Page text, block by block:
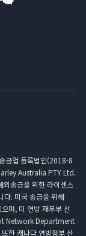
금업 등록법인(2018-8
Australia PTY Ltd.
송금을 위한 라이센스
. 미국 송금을 위해
며, 미 연방 재무부 산
Network Department
한 캐나다 연방정부 산